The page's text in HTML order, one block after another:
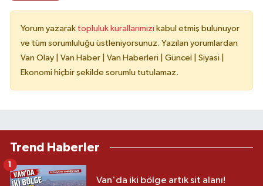
Yorum yazarak topluluk kurallarımızı kabul etmiş bulunuyor
ve tüm sorumluluğu üstleniyorsunuz. Yazılan yorumlardan
Van Olay | Van Haber | Van Haberleri | Güncel | Siyasi |
Ekonomi hiçbir şekilde sorumlu tutulamaz.
Trend Haberler
Van'da iki bölge artık sit alanı!
1